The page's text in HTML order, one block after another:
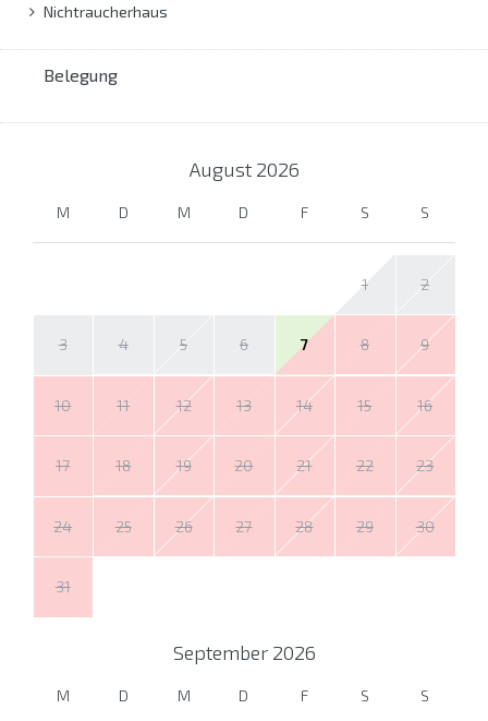
Nichtraucherhaus
Belegung
August 2026
M D M D F S S
1 2
3 4 5 6 7 8 9
10 11 12 13 14 15 16
17 18 19 20 21 22 23
24 25 26 27 28 29 30
31
September 2026
M D M D F S S